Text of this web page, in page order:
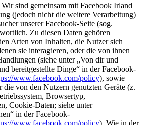
Wir sind gemeinsam mit Facebook Irland
(jedoch nicht die weitere Verarbeitung)
unserer Facebook-Seite (sog.
Zu diesen Daten gehören
Arten von Inhalten, die Nutzer sich
sie interagieren, oder die von ihnen
(siehe unter „Von dir und
bereitgestellte Dinge“ in der Facebook-
www.facebook.com/policy), sowie
die von den Nutzern genutzten Geräte (z.
Browsertyp,
Cookie-Daten; siehe unter
in der Facebook-
www.facebook.com/policy). Wie in der